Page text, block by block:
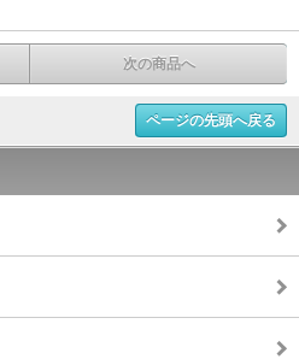
次の商品へ
ページの先頭へ戻る